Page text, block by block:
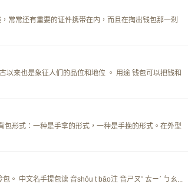
常常还有重要的证件携带在内，而且在掏出钱包那一刹
以来也是象征人们的品位和地位 。 用途 钱包可以把钱和
形式：一种是手拿的形式，一种是手挽的形式。在外型
。 中文名手提包读 音shǒu t bāo注 音ㄕㄡˇ ㄊㄧˊ ㄅㄠ...